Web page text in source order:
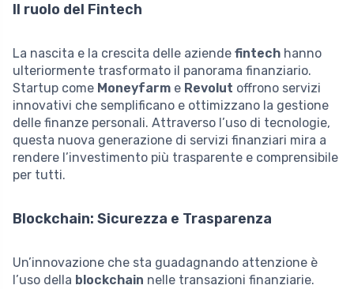
Il ruolo del Fintech
La nascita e la crescita delle aziende fintech hanno
ulteriormente trasformato il panorama finanziario.
Startup come Moneyfarm e Revolut offrono servizi
innovativi che semplificano e ottimizzano la gestione
delle finanze personali. Attraverso l’uso di tecnologie,
questa nuova generazione di servizi finanziari mira a
rendere l’investimento più trasparente e comprensibile
per tutti.
Blockchain: Sicurezza e Trasparenza
Un’innovazione che sta guadagnando attenzione è
l’uso della blockchain nelle transazioni finanziarie.